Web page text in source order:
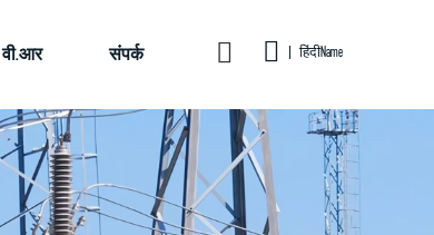
वी.आर संपर्क हिंदीName